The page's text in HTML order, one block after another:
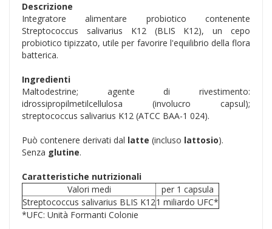
Descrizione
Integratore alimentare probiotico contenente
Streptococcus salivarius K12 (BLIS K12), un cepo
probiotico tipizzato, utile per favorire l'equilibrio della flora
batterica.
Ingredienti
Maltodestrine; agente di rivestimento:
idrossipropilmetilcellulosa (involucro capsul);
streptococcus salivarius K12 (ATCC BAA-1 024).
Può contenere derivati dal latte (incluso lattosio).
Senza glutine.
Caratteristiche nutrizionali
Valori medi
per 1 capsula
Streptococcus salivarius BLIS K121 miliardo UFC*
*UFC: Unità Formanti Colonie